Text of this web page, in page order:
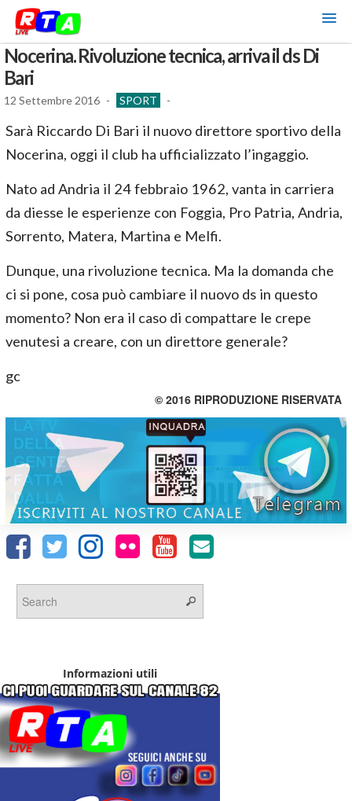
Nocerina. Rivoluzione tecnica, arriva il ds Di
Bari
12 Settembre 2016 - SPORT -
Sarà Riccardo Di Bari il nuovo direttore sportivo della
Nocerina, oggi il club ha ufficializzato l’ingaggio.
Nato ad Andria il 24 febbraio 1962, vanta in carriera
da diesse le esperienze con Foggia, Pro Patria, Andria,
Sorrento, Matera, Martina e Melfi.
Dunque, una rivoluzione tecnica. Ma la domanda che
ci si pone, cosa può cambiare il nuovo ds in questo
momento? Non era il caso di compattare le crepe
venutesi a creare, con un direttore generale?
gc
© 2016 RIPRODUZIONE RISERVATA
Informazioni utili